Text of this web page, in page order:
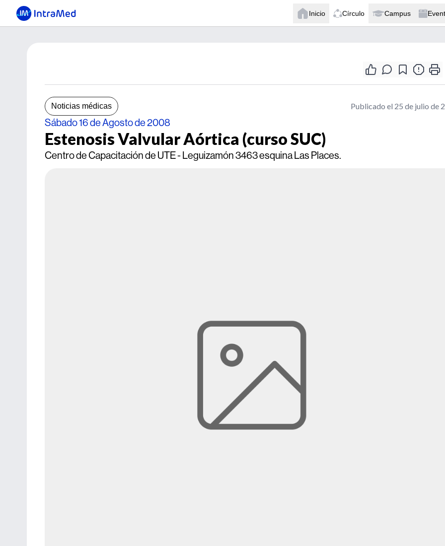
Inicio Círculo Campus
Noticias médicas Publicado el 25 de julio de
Sábado 16 de Agosto de 2008
Estenosis Valvular Aórtica (curso SUC)
Centro de Capacitación de UTE - Leguizamón 3463 esquina Las Places.